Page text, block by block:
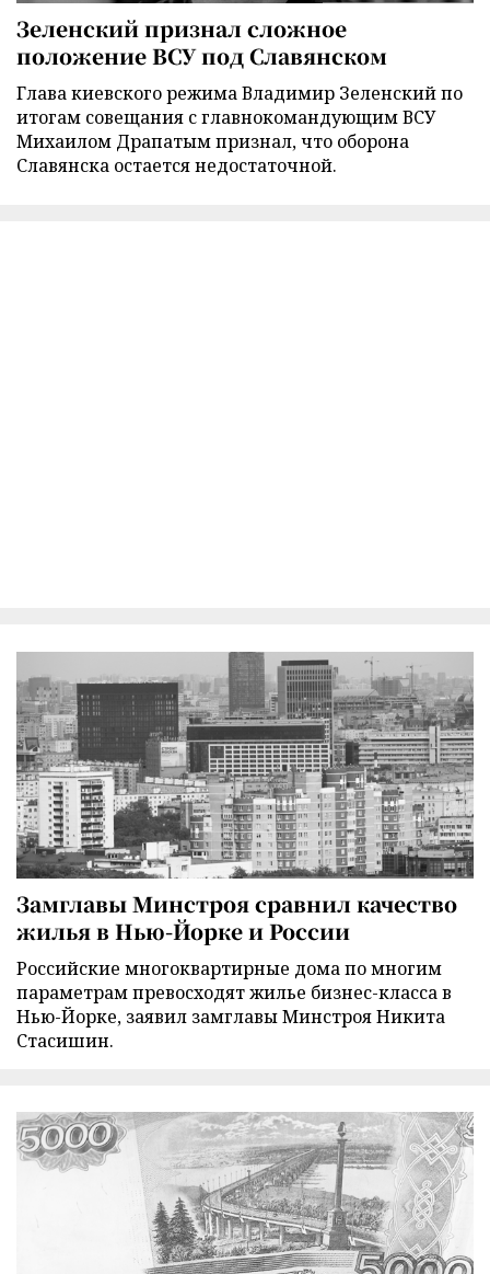
Зеленский признал сложное
положение ВСУ под Славянском
Глава киевского режима Владимир Зеленский по
итогам совещания с главнокомандующим ВСУ
Михаилом Драпатым признал, что оборона
Славянска остается недостаточной.
Замглавы Минстроя сравнил качество
жилья в Нью-Йорке и России
Российские многоквартирные дома по многим
параметрам превосходят жилье бизнес-класса в
Нью-Йорке, заявил замглавы Минстроя Никита
Стасишин.